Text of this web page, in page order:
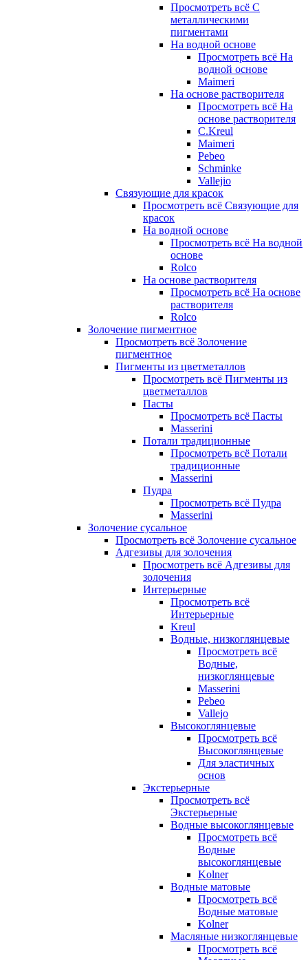
Просмотреть всё С
металлическими
пигментами
На водной основе
Просмотреть всё На
водной основе
Maimeri
На основе растворителя
Просмотреть всё На
основе растворителя
C.Kreul
Maimeri
Pebeo
Schminke
Vallejio
Связующие для красок
Просмотреть всё Связующие для
красок
На водной основе
Просмотреть всё На водной
основе
Rolco
На основе растворителя
Просмотреть всё На основе
растворителя
Rolco
Золочение пигментное
Просмотреть всё Золочение
пигментное
Пигменты из цветметаллов
Просмотреть всё Пигменты из
цветметаллов
Пасты
Просмотреть всё Пасты
Masserini
Потали традиционные
Просмотреть всё Потали
традиционные
Masserini
Пудра
Просмотреть всё Пудра
Masserini
Золочение сусальное
Просмотреть всё Золочение сусальное
Адгезивы для золочения
Просмотреть всё Адгезивы для
золочения
Интерьерные
Просмотреть всё
Интерьерные
Kreul
Водные, низкоглянцевые
Просмотреть всё
Водные,
низкоглянцевые
Masserini
Pebeo
Vallejo
Высокоглянцевые
Просмотреть всё
Высокоглянцевые
Для эластичных
основ
Экстерьерные
Просмотреть всё
Экстерьерные
Водные высокоглянцевые
Просмотреть всё
Водные
высокоглянцевые
Kolner
Водные матовые
Просмотреть всё
Водные матовые
Kolner
Масляные низкоглянцевые
Просмотреть всё